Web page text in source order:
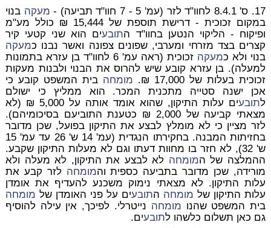
17.
ס' 8.4.1 לחוו"ד לזר (עמ' 5 - 7 חוו"ד תביעה) - מעקה בנוי
במקום זכוכית - דרישת תוספת של 15,444 ₪ כולל מע"מ
ופיקוח - הליקוי הנטען בחוו"ד התובעים הוא שני קטעי קיר
קצרים בצד מזרחי ומערבי, שפונים צפונה ואשר נבנו כמעקה
בנוי ולא כמעקה
זכוכית (ראה עמ' 6 לחוו"ד בן עזרא בתמונות
למעלה). בן עזרא קובע שיש להרוס את הבנוי ולבנות מעקות
זכוכית בעלות של 17,000 ₪.
מומחה בית המשפט קובע כי
אכן ישנה סטייה מתכנית המכר. הוא ממליץ כי ישולם
לתובע
ים עלות התיקון, שהוא אומד אותה על 5,000 ₪ (לא
מצאתי קביעה של 2,000 ₪ כטענת התוביעם בסיכומיהם).
לזר מציין כי לא מומלץ לבצע את התיקון בפועל, שכן מדובר
בחזיתות המבנה. בחקירתו הנגדית (עמ' 14 ש' 26 עד עמ' 15
ש' 32), לא חזר בו מחוות דעתו וגם לא מעלות התיקון שקבע.
ההמלצה של המומחה לא לבצע את התיקון, לא מעלה ולא
מורידה, שכן מדובר בתביעה כספית והמומחה לזר קבע את
עלות התיקון. לא מצאתי נימוק משכנע להעדיף את אומדן
עלות התיקון של מומחה התובעים על פני האומדן של מומחה
בית המשפט שהנו מומחה נייטרלי. לפיכך, אין עילה להוסיף
גם כאן תשלום כלשהו לתובעים.